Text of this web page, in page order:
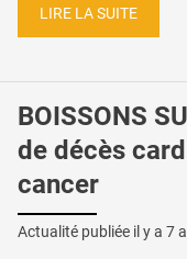
LIRE LA SUITE
BOISSONS
de décès
cancer
Actualité publiée il y a 7